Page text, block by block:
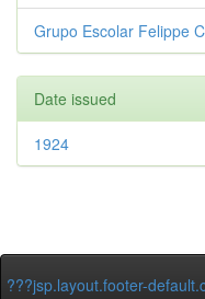
Grupo Escolar Felippe
Date issued
1924
???jsp.layout.footer-